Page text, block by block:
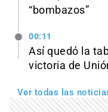
“bombazos”
00:11
Así quedó la
victoria de
Ver todas las